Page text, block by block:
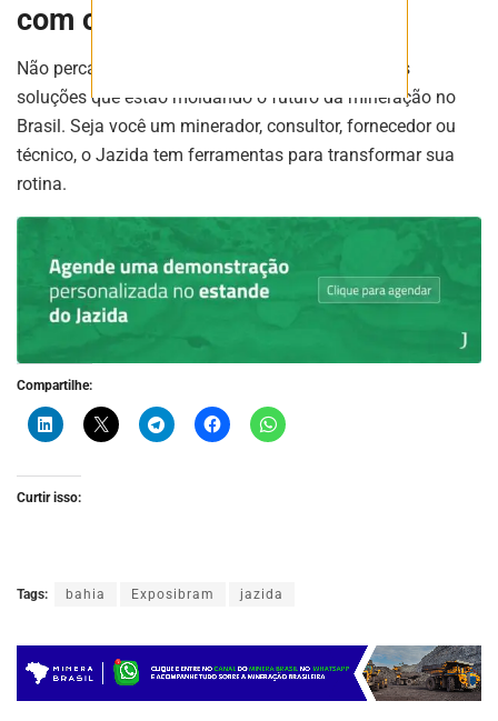
com o Jazida.com
Não perca a oportunidade de conhecer de perto as
soluções que estão moldando o futuro da mineração no
Brasil. Seja você um minerador, consultor, fornecedor ou
técnico, o Jazida tem ferramentas para transformar sua
rotina.
Compartilhe:
Curtir isso:
Tags: bahia Exposibram jazida